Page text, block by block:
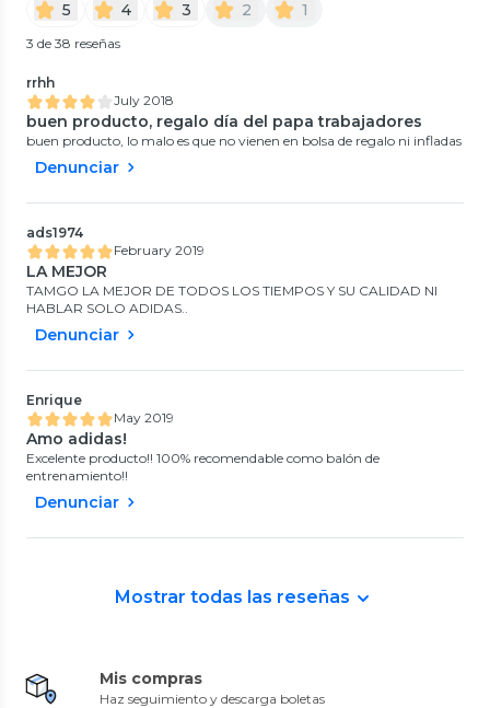
5 4 3 2 1
3 de 38 reseñas
rrhh
July 2018
buen producto, regalo día del papa trabajadores
buen producto, lo malo es que no vienen en bolsa de regalo ni infladas
Denunciar
ads1974
February 2019
LA MEJOR
TAMGO LA MEJOR DE TODOS LOS TIEMPOS Y SU CALIDAD NI
HABLAR SOLO ADIDAS..
Denunciar
Enrique
May 2019
Amo adidas!
Excelente producto!! 100% recomendable como balón de
entrenamiento!!
Denunciar
Mostrar todas las reseñas
Mis compras
Haz seguimiento y descarga boletas